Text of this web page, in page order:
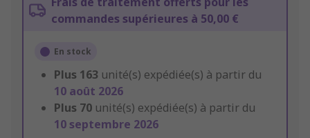
commandes supérieures à 50,00 €
En stock
Plus 163 unité(s) expédiée(s) à partir du
10 août 2026
Plus 70 unité(s) expédiée(s) à partir du
10 septembre 2026